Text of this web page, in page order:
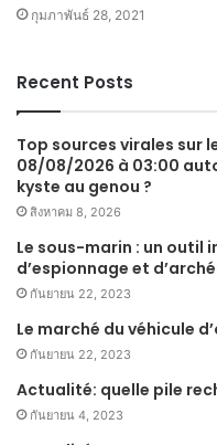
กุมภาพันธ์ 28, 2021
Recent Posts
Top sources virales sur
08/08/2026 à 03:00
kyste au genou ?
สิงหาคม 8, 2026
Le sous-marin : un outil
d’espionnage et
กันยายน 22, 2023
Le marché du véhicule
กันยายน 22, 2023
Actualité: quelle pile
กันยายน 4, 2023